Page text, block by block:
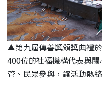
▲第九屆傳善獎頒獎典禮
400位的社福機構代表與
管、民眾參與，讓活動熱